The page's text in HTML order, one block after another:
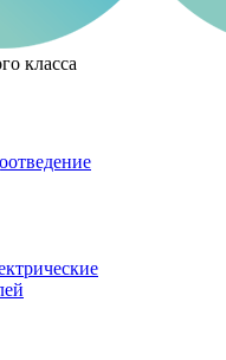
класса